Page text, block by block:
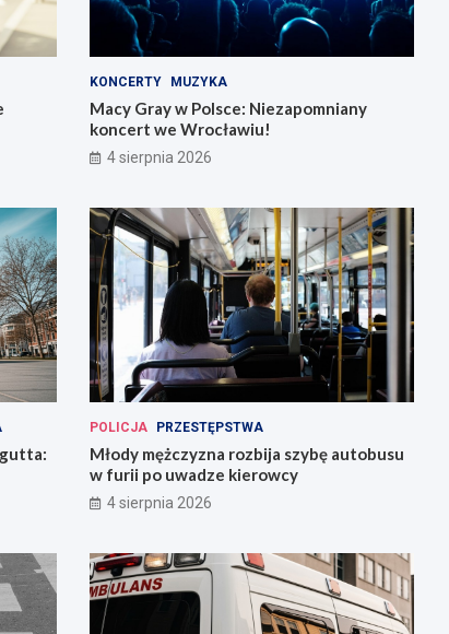
KONCERTY MUZYKA
Macy Gray w Polsce: Niezapomniany
koncert we Wrocławiu!
4 sierpnia 2026
POLICJA PRZESTĘPSTWA
Młody mężczyzna rozbija szybę autobusu
w furii po uwadze kierowcy
4 sierpnia 2026